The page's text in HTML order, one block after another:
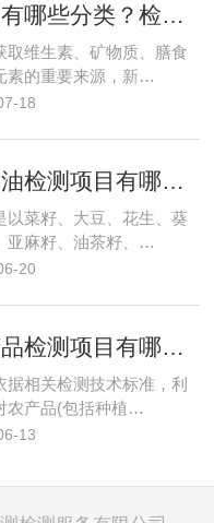
蔬菜制品有哪些分类？检测项目有哪些？食品检测
取维生素、矿物质、膳食
素的重要来源，新…
18
食用植物油检测项目有哪些？需要多少钱？
以菜籽、大豆、花生、葵
亚麻籽、油茶籽、…
20
食品农产品检测项目有哪些及费用
据相关检测技术标准，利
农产品(包括种植…
13